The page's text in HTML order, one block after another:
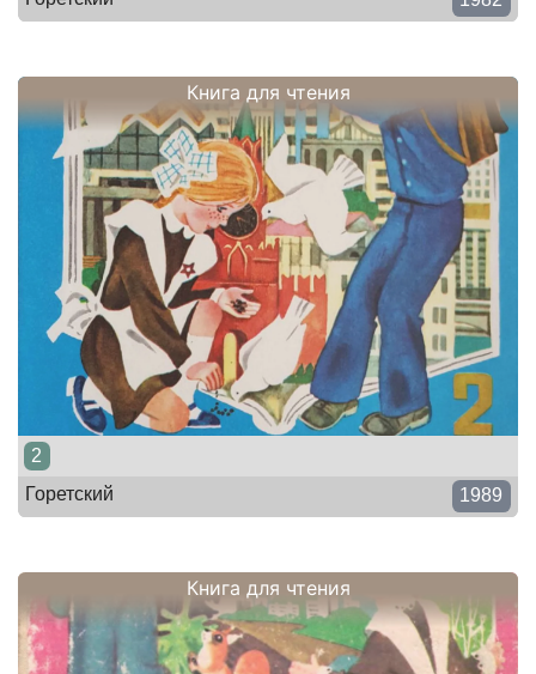
Книга для чтения
2
Горетский
1989
Книга для чтения